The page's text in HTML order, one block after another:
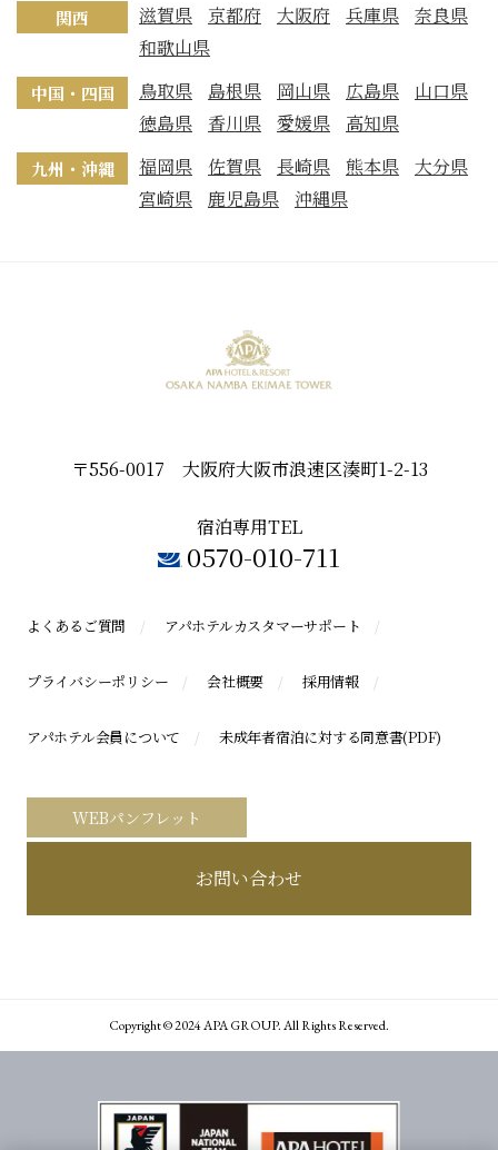
関西 滋賀県 京都府 大阪府 兵庫県
奈良県
和歌山県
中国・四国 鳥取県 島根県 岡山県 広島県
山口県
徳島県
香川県 愛媛県 高知県
九州・沖縄 福岡県 佐賀県 長崎県 熊本県
大分県
宮崎県
鹿児島県 沖縄県
〒556-0017 大阪府大阪市浪速区湊町1-2-13
宿泊専用TEL
0570-010-711
よくあるご質問 アパホテルカスタマーサポート
プライバシーポリシー 会社概要 採用情報
アパホテル会員について 未成年者宿泊に対する同意書(PDF)
WEBパンフレット
お問い合わせ
Copyright © 2024 APA GROUP. All Rights Reserved.